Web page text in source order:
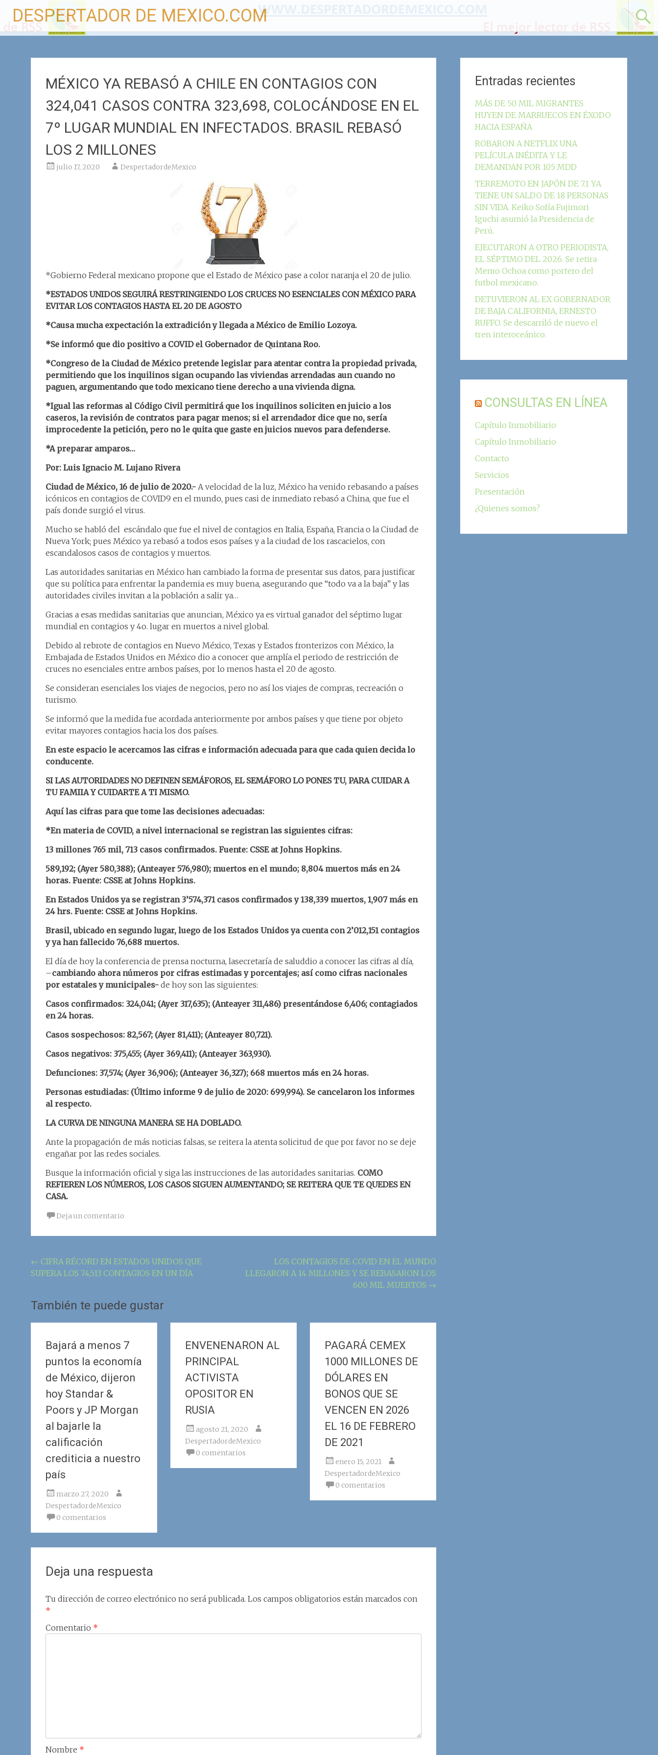
contenido
DESPERTADOR DE MEXICO.COM
MÉXICO YA REBASÓ A CHILE EN CONTAGIOS CON
324,041 CASOS CONTRA 323,698, COLOCÁNDOSE EN EL
7º LUGAR MUNDIAL EN INFECTADOS. BRASIL REBASÓ
LOS 2 MILLONES
julio 17, 2020 DespertadordeMexico
*Gobierno Federal mexicano propone que el Estado de México pase a color naranja el 20 de julio.
*ESTADOS UNIDOS SEGUIRÁ RESTRINGIENDO LOS CRUCES NO ESENCIALES CON MÉXICO PARA
EVITAR LOS CONTAGIOS HASTA EL 20 DE AGOSTO
*Causa mucha expectación la extradición y llegada a México de Emilio Lozoya.
*Se informó que dio positivo a COVID el Gobernador de Quintana Roo.
*Congreso de la Ciudad de México pretende legislar para atentar contra la propiedad privada,
permitiendo que los inquilinos sigan ocupando las viviendas arrendadas aun cuando no
paguen, argumentando que todo mexicano tiene derecho a una vivienda digna.
*Igual las reformas al Código Civil permitirá que los inquilinos soliciten en juicio a los
caseros, la revisión de contratos para pagar menos; si el arrendador dice que no, sería
improcedente la petición, pero no le quita que gaste en juicios nuevos para defenderse.
*A preparar amparos…
Por: Luis Ignacio M. Lujano Rivera
Ciudad de México, 16 de julio de 2020.- A velocidad de la luz, México ha venido rebasando a países
icónicos en contagios de COVID9 en el mundo, pues casi de inmediato rebasó a China, que fue el
país donde surgió el virus.
Mucho se habló del escándalo que fue el nivel de contagios en Italia, España, Francia o la Ciudad de
Nueva York; pues México ya rebasó a todos esos países y a la ciudad de los rascacielos, con
escandalosos casos de contagios y muertos.
Las autoridades sanitarias en México han cambiado la forma de presentar sus datos, para justificar
que su política para enfrentar la pandemia es muy buena, asegurando que “todo va a la baja” y las
autoridades civiles invitan a la población a salir ya…
Gracias a esas medidas sanitarias que anuncian, México ya es virtual ganador del séptimo lugar
mundial en contagios y 4o. lugar en muertos a nivel global.
Debido al rebrote de contagios en Nuevo México, Texas y Estados fronterizos con México, la
Embajada de Estados Unidos en México dio a conocer que amplía el periodo de restricción de
cruces no esenciales entre ambos países, por lo menos hasta el 20 de agosto.
Se consideran esenciales los viajes de negocios, pero no así los viajes de compras, recreación o
turismo.
Se informó que la medida fue acordada anteriormente por ambos países y que tiene por objeto
evitar mayores contagios hacia los dos países.
En este espacio le acercamos las cifras e información adecuada para que cada quien decida lo
conducente.
SI LAS AUTORIDADES NO DEFINEN SEMÁFOROS, EL SEMÁFORO LO PONES TU, PARA CUIDAR A
TU FAMIIA Y CUIDARTE A TI MISMO.
Aquí las cifras para que tome las decisiones adecuadas:
*En materia de COVID, a nivel internacional se registran las siguientes cifras:
13 millones 765 mil, 713 casos confirmados. Fuente: CSSE at Johns Hopkins.
589,192; (Ayer 580,388); (Anteayer 576,980); muertos en el mundo; 8,804 muertos más en 24
horas. Fuente: CSSE at Johns Hopkins.
En Estados Unidos ya se registran 3’574,371 casos confirmados y 138,339 muertos, 1,907 más en
24 hrs. Fuente: CSSE at Johns Hopkins.
Brasil, ubicado en segundo lugar, luego de los Estados Unidos ya cuenta con 2’012,151 contagios
y ya han fallecido 76,688 muertos.
El día de hoy la conferencia de prensa nocturna, lasecretaría de saluddio a conocer las cifras al día,
–cambiando ahora números por cifras estimadas y porcentajes; así como cifras nacionales
por estatales y municipales- de hoy son las siguientes:
Casos confirmados: 324,041; (Ayer 317,635); (Anteayer 311,486) presentándose 6,406; contagiados
en 24 horas.
Casos sospechosos: 82,567; (Ayer 81,411); (Anteayer 80,721).
Casos negativos: 375,455; (Ayer 369,411); (Anteayer 363,930).
Defunciones: 37,574; (Ayer 36,906); (Anteayer 36,327); 668 muertos más en 24 horas.
Personas estudiadas: (Último informe 9 de julio de 2020: 699,994). Se cancelaron los informes
al respecto.
LA CURVA DE NINGUNA MANERA SE HA DOBLADO.
Ante la propagación de más noticias falsas, se reitera la atenta solicitud de que por favor no se deje
engañar por las redes sociales.
Busque la información oficial y siga las instrucciones de las autoridades sanitarias. COMO
REFIEREN LOS NÚMEROS, LOS CASOS SIGUEN AUMENTANDO; SE REITERA QUE TE QUEDES EN
CASA.
Deja un comentario
Navegación
de
entrada
← CIFRA RÉCORD EN ESTADOS UNIDOS QUE
SUPERA LOS 74,513 CONTAGIOS EN UN DÍA
LOS CONTAGIOS DE COVID EN EL MUNDO
LLEGARON A 14 MILLONES Y SE REBASARON LOS
600 MIL MUERTOS →
También te puede gustar
Bajará a menos 7
puntos la economía
de México, dijeron
hoy Standar &
Poors y JP Morgan
al bajarle la
calificación
crediticia a nuestro
país
marzo 27, 2020
DespertadordeMexico
0 comentarios
ENVENENARON AL
PRINCIPAL
ACTIVISTA
OPOSITOR EN
RUSIA
agosto 21, 2020
DespertadordeMexico
0 comentarios
PAGARÁ CEMEX
1000 MILLONES DE
DÓLARES EN
BONOS QUE SE
VENCEN EN 2026
EL 16 DE FEBRERO
DE 2021
enero 15, 2021
DespertadordeMexico
0 comentarios
Deja una respuesta
Tu dirección de correo electrónico no será publicada. Los campos obligatorios están marcados con
*
Comentario *
Nombre *
Entradas recientes
MÁS DE 50 MIL MIGRANTES
HUYEN DE MARRUECOS EN ÉXODO
HACIA ESPAÑA
ROBARON A NETFLIX UNA
PELÍCULA INÉDITA Y LE
DEMANDAN POR 105 MDD
TERREMOTO EN JAPÓN DE 7.1 YA
TIENE UN SALDO DE 18 PERSONAS
SIN VIDA. Keiko Sofía Fujimori
Iguchi asumió la Presidencia de
Perú.
EJECUTARON A OTRO PERIODISTA,
EL SÉPTIMO DEL 2026. Se retira
Memo Ochoa como portero del
futbol mexicano.
DETUVIERON AL EX GOBERNADOR
DE BAJA CALIFORNIA, ERNESTO
RUFFO. Se descarriló de nuevo el
tren interoceánico.
CONSULTAS EN LÍNEA
Capítulo Inmobiliario
Capítulo Inmobiliario
Contacto
Servicios
Presentación
¿Quienes somos?